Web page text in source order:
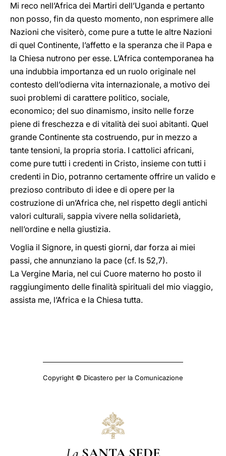
Mi reco nell’Africa dei Martiri dell’Uganda e pertanto
non posso, fin da questo momento, non esprimere alle
Nazioni che visiterò, come pure a tutte le altre Nazioni
di quel Continente, l’affetto e la speranza che il Papa e
la Chiesa nutrono per esse. L’Africa contemporanea ha
una indubbia importanza ed un ruolo originale nel
contesto dell’odierna vita internazionale, a motivo dei
suoi problemi di carattere politico, sociale,
economico; del suo dinamismo, insito nelle forze
piene di freschezza e di vitalità dei suoi abitanti. Quel
grande Continente sta costruendo, pur in mezzo a
tante tensioni, la propria storia. I cattolici africani,
come pure tutti i credenti in Cristo, insieme con tutti i
credenti in Dio, potranno certamente offrire un valido e
prezioso contributo di idee e di opere per la
costruzione di un’Africa che, nel rispetto degli antichi
valori culturali, sappia vivere nella solidarietà,
nell’ordine e nella giustizia.
Voglia il Signore, in questi giorni, dar forza ai miei
passi, che annunziano la pace (cf. Is 52,7).
La Vergine Maria, nel cui Cuore materno ho posto il
raggiungimento delle finalità spirituali del mio viaggio,
assista me, l’Africa e la Chiesa tutta.
Copyright © Dicastero per la Comunicazione
La